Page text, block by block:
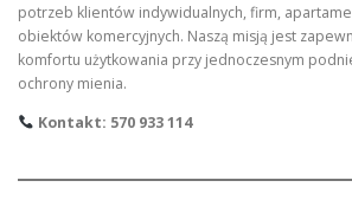
potrzeb klientów indywidualnych, firm,
obiektów komercyjnych. Naszą misją jest
komfortu użytkowania przy jednoczesnym
ochrony mienia.
Kontakt: 570 933 114